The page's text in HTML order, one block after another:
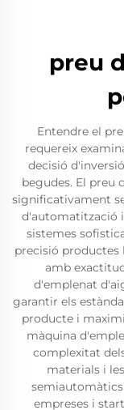
preu
Entendre el
requereix
decisió
begudes. El preu
significativament
d'automatització i
sistemes
precisió productes
amb
d'emplenat
garantir els
producte i
màquina
complexitat
materials i
empreses i